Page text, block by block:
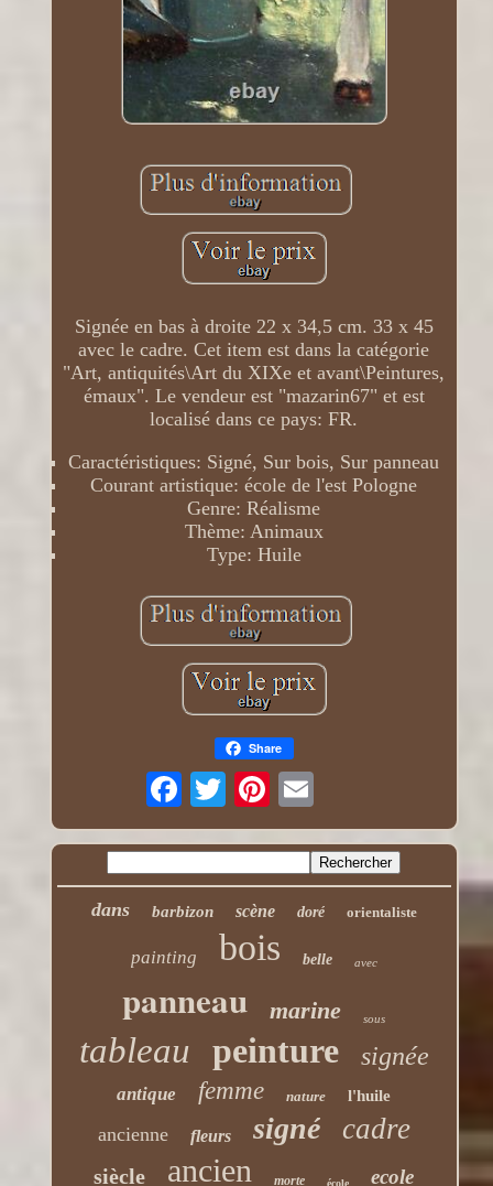
Signée en bas à droite 22 x 34,5 cm. 33 x 45
avec le cadre. Cet item est dans la catégorie
"Art, antiquités\Art du XIXe et avant\Peintures,
émaux". Le vendeur est "mazarin67" et est
localisé dans ce pays: FR.
Caractéristiques: Signé, Sur bois, Sur panneau
Courant artistique: école de l'est Pologne
Genre: Réalisme
Thème: Animaux
Type: Huile
Share
dans barbizon scène doré orientaliste
painting bois belle avec
panneau marine sous
tableau peinture signée
antique femme nature l'huile
ancienne fleurs signé cadre
siècle ancien morte école ecole